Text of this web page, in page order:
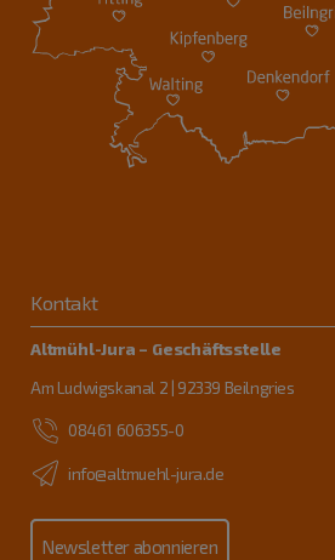
Kontakt
Altmühl-Jura – Geschäftsstelle
Am Ludwigskanal 2 | 92339 Beilngries
08461 606355-0
info@altmuehl-jura.de
Newsletter abonnieren